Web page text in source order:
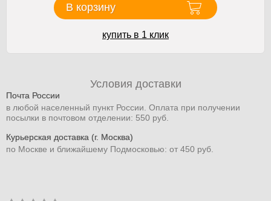
В корзину
купить в 1 клик
Условия доставки
Почта России
в любой населенный пункт России. Оплата при получении
посылки в почтовом отделении: 550 руб.
Курьерская доставка (г. Москва)
по Москве и ближайшему Подмосковью: от 450 руб.